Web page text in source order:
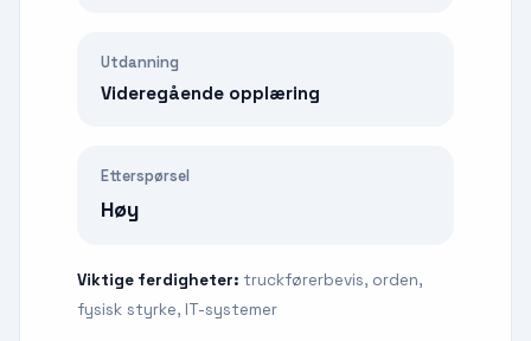
Utdanning
Videregående opplæring
Etterspørsel
Høy
Viktige ferdigheter: truckførerbevis, orden,
fysisk styrke, IT-systemer